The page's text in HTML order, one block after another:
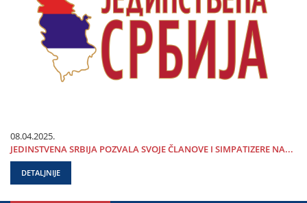
08.04.2025.
ЈEDINSTVENA SRBIЈA POZVALA SVOЈE ČLANOVE I SIMPATIZERE NA...
DETALJNIJE